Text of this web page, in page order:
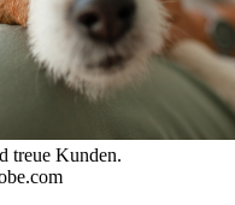
treue Kunden.